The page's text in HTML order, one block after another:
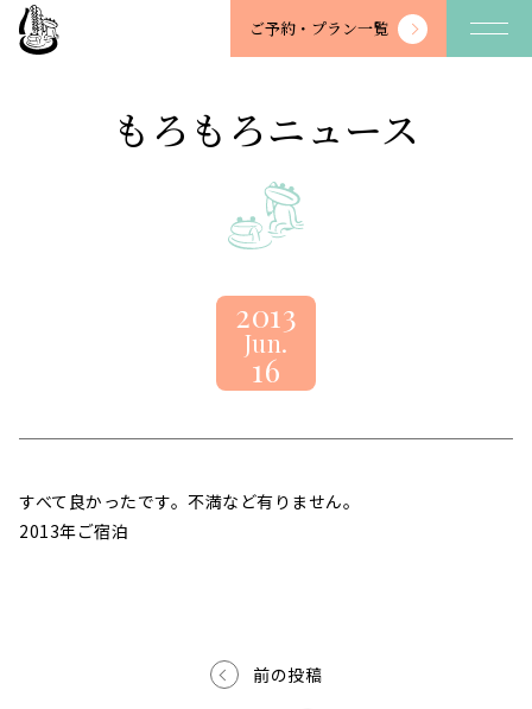
望
川
ご予約・ プラン一覧
もろもろニュース
2013
Jun.
16
すべて良かったです。不満など有りません。
2013年ご宿泊
前の投稿